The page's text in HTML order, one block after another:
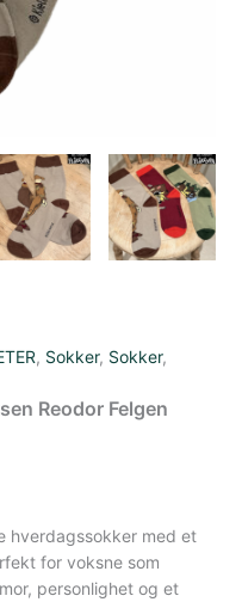
, Sokker, Sokker,
Reodor Felgen
hverdagssokker med et
for voksne som
personlighet og et